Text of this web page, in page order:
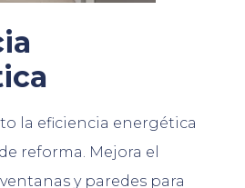
la eficiencia energética
reforma. Mejora el
y paredes para